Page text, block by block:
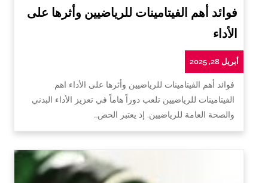
فوائد أهم الفيتامينات للرياضيين وأثرها على
الأداء
أبريل 28, 2025
فوائد أهم الفيتامينات للرياضيين وأثرها على الأداء اهم
الفيتامينات للرياضيين تلعب دوراً هاماً في تعزيز الأداء البدني
والصحة العامة للرياضيين. إذ يعتبر الحص…